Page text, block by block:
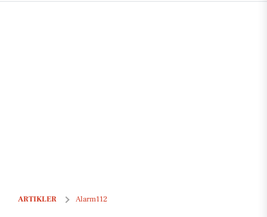
ARTIKLER Alarm112
Skud hørt i Nørresundby: Dueregulering bag alarm